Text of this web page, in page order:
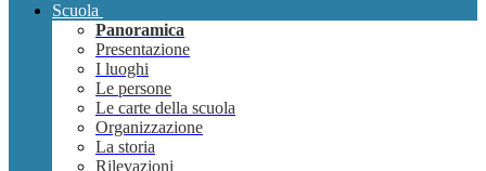
Scuola
Panoramica
Presentazione
I luoghi
Le persone
Le carte della scuola
Organizzazione
La storia
Rilevazioni